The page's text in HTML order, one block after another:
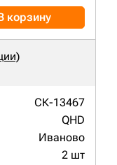
корзину
СК-13467
QHD
Иваново
2 шт